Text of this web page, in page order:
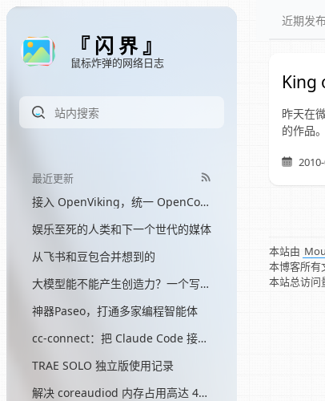
『 闪 界 』
鼠标炸弹的网络日志
最近更新
接入 OpenViking，统一 OpenCode 和 Hermes 的记忆
娱乐至死的人类和下一个世代的媒体
从飞书和豆包合并想到的
大模型能不能产生创造力？一个写了三个月网文的程序员的答案
神器Paseo，打通多家编程智能体
cc-connect：把 Claude Code 接入飞书
TRAE SOLO 独立版使用记录
解决 coreaudiod 内存占用高达 45G 的问题
近期发布
King
昨天在
的作品
本站由
本博客所有
本站总访问